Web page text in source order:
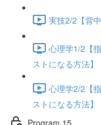
実技2/2【背
心理学1/2【
ストになる方法
心理学2/2【
ストになる方法
Program 15